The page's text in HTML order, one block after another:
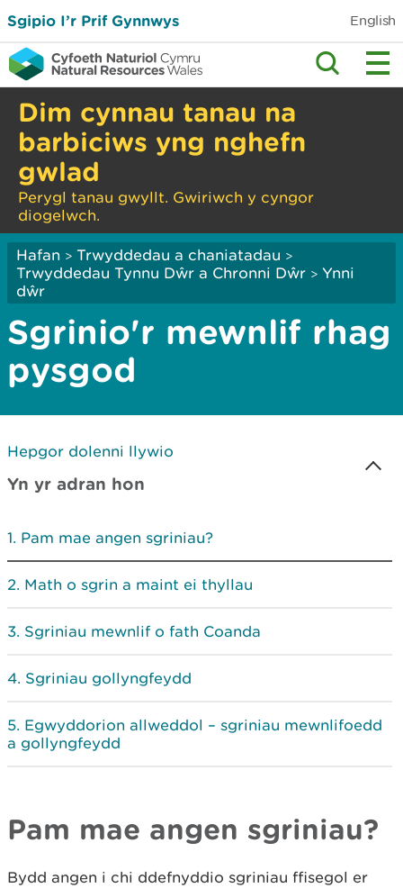
Sgipio I’r Prif Gynnwys English
Dim cynnau tanau na
barbiciws yng nghefn
gwlad
Perygl tanau gwyllt. Gwiriwch y cyngor
diogelwch.
Hafan > Trwyddedau a chaniatadau >
Trwyddedau Tynnu Dŵr a Chronni Dŵr > Ynni
dŵr
Sgrinio'r mewnlif rhag
pysgod
Hepgor dolenni llywio
Yn yr adran hon
Pam mae angen sgriniau?
Math o sgrin a maint ei thyllau
Sgriniau mewnlif o fath Coanda
Sgriniau gollyngfeydd
Egwyddorion allweddol – sgriniau mewnlifoedd
a gollyngfeydd
Pam mae angen sgriniau?
Bydd angen i chi ddefnyddio sgriniau ffisegol er